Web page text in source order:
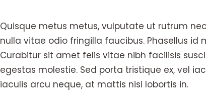
Quisque metus metus, vulputate ut rutrum
nulla vitae odio fringilla faucibus. Phasellus id
Curabitur sit amet felis vitae nibh facilisis
egestas molestie. Sed porta tristique ex, vel
iaculis arcu neque, at mattis nisi lobortis in.